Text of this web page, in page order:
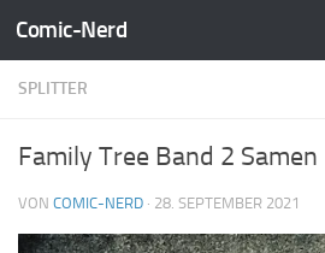
Zum Inhalt springen
Comic-Nerd
SPLITTER
Family Tree Band 2 Samen
VON COMIC-NERD · 28. SEPTEMBER 2021